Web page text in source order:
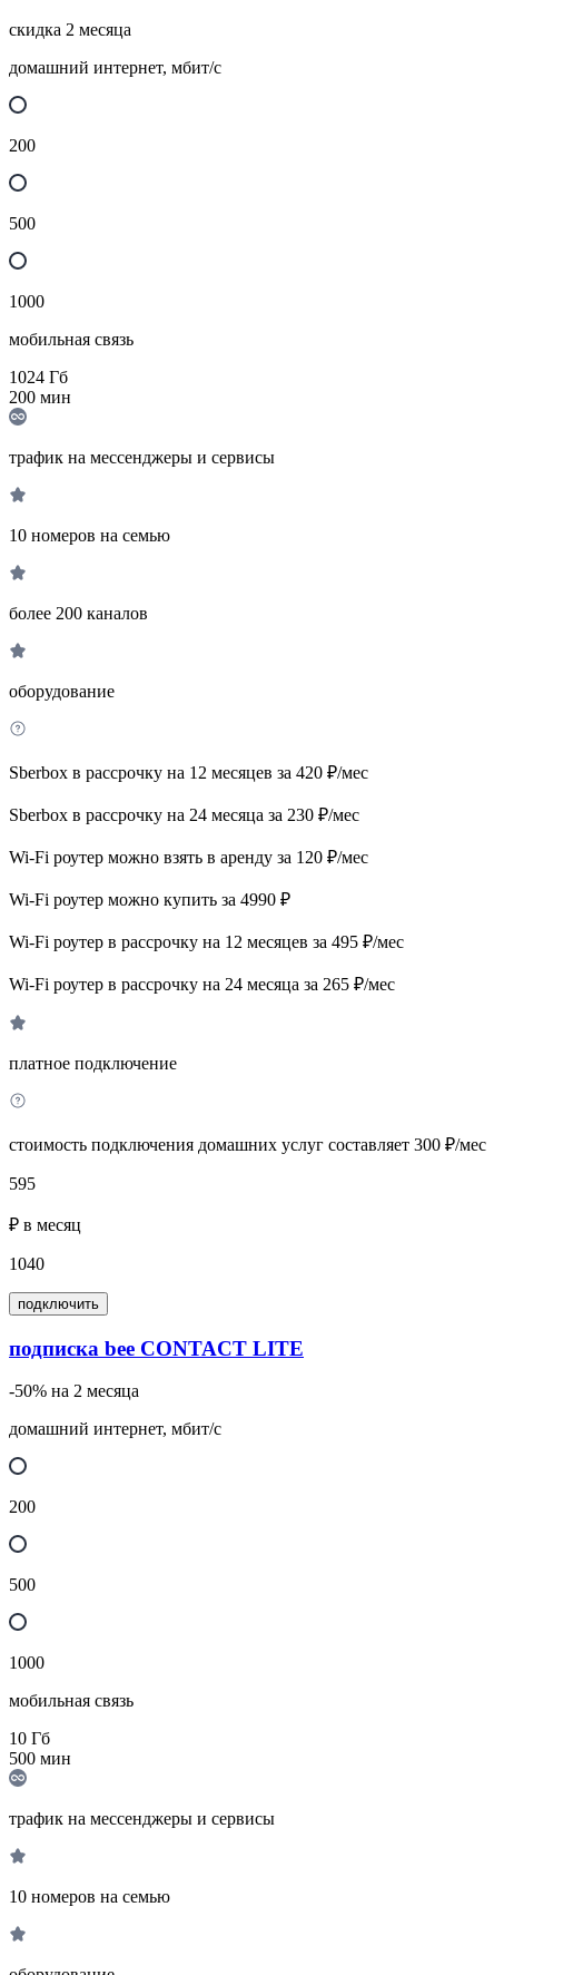
скидка 2 месяца
домашний интернет, мбит/с
200
500
1000
мобильная связь
1024 Гб
200 мин
трафик на мессенджеры и сервисы
10 номеров на семью
более 200 каналов
оборудование
Sberbox в рассрочку на 12 месяцев за 420 ₽/мес
Sberbox в рассрочку на 24 месяца за 230 ₽/мес
Wi-Fi роутер можно взять в аренду за 120 ₽/мес
Wi-Fi роутер можно купить за 4990 ₽
Wi-Fi роутер в рассрочку на 12 месяцев за 495 ₽/мес
Wi-Fi роутер в рассрочку на 24 месяца за 265 ₽/мес
платное подключение
стоимость подключения домашних услуг составляет 300 ₽/мес
595
₽ в месяц
1040
подключить
подписка bee CONTACT LITE
-50% на 2 месяца
домашний интернет, мбит/с
200
500
1000
мобильная связь
10 Гб
500 мин
трафик на мессенджеры и сервисы
10 номеров на семью